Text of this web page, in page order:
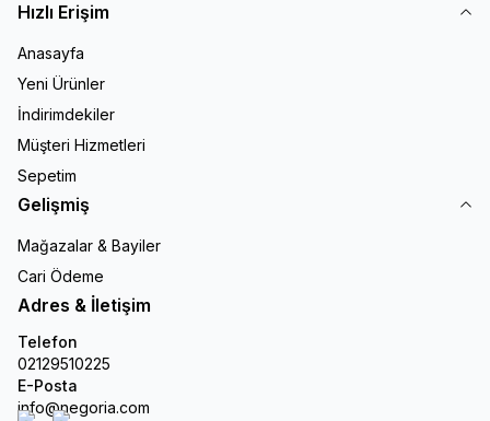
Hızlı Erişim
Anasayfa
Yeni Ürünler
İndirimdekiler
Müşteri Hizmetleri
Sepetim
Gelişmiş
Mağazalar & Bayiler
Cari Ödeme
Adres & İletişim
Telefon
02129510225
E-Posta
info@negoria.com